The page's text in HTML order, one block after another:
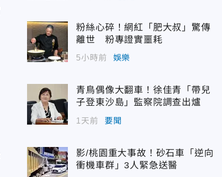
粉絲心碎！網紅「肥大叔」驚傳
離世 粉專證實噩耗
5小時前 娛樂
青鳥偶像大翻車！徐佳青「帶兒
子登東沙島」監察院調查出爐
1天前 要聞
影/桃園重大事故！砂石車「逆向
衝機車群」3人緊急送醫